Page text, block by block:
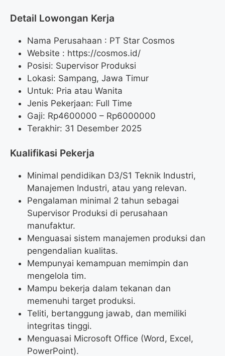
Detail Lowongan Kerja
Nama Perusahaan : PT Star Cosmos
Website : https://cosmos.id/
Posisi: Supervisor Produksi
Lokasi: Sampang, Jawa Timur
Untuk: Pria atau Wanita
Jenis Pekerjaan: Full Time
Gaji: Rp4600000 – Rp6000000
Terakhir: 31 Desember 2025
Kualifikasi Pekerja
Minimal pendidikan D3/S1 Teknik Industri,
Manajemen Industri, atau yang relevan.
Pengalaman minimal 2 tahun sebagai
Supervisor Produksi di perusahaan
manufaktur.
Menguasai sistem manajemen produksi dan
pengendalian kualitas.
Mempunyai kemampuan memimpin dan
mengelola tim.
Mampu bekerja dalam tekanan dan
memenuhi target produksi.
Teliti, bertanggung jawab, dan memiliki
integritas tinggi.
Menguasai Microsoft Office (Word, Excel,
PowerPoint).